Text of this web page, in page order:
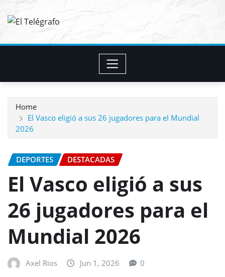
Home
El Vasco eligió a sus 26 jugadores para el Mundial
2026
DEPORTES DESTACADAS
El Vasco eligió a sus
26 jugadores para el
Mundial 2026
Axel Rios Jun 1, 2026 0